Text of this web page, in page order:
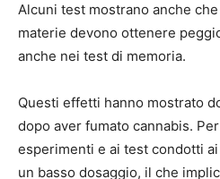
Alcuni test mostrano anche
materie devono ottenere
anche nei test di memoria.
Questi effetti hanno mostrato
dopo aver fumato cannabis.
esperimenti e ai test condotti
un basso dosaggio, il che